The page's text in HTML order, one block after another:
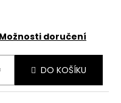
Možnosti doručení
DO KOŠÍKU